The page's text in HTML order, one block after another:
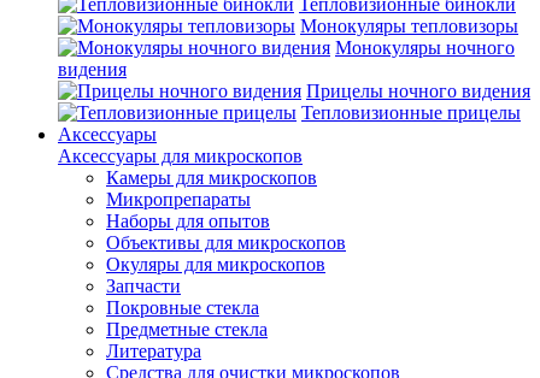
Тепловизионные бинокли
Монокуляры тепловизоры
Монокуляры ночного
видения
Прицелы ночного видения
Тепловизионные прицелы
Аксессуары
Аксессуары для микроскопов
Камеры для микроскопов
Микропрепараты
Наборы для опытов
Объективы для микроскопов
Окуляры для микроскопов
Запчасти
Покровные стекла
Предметные стекла
Литература
Средства для очистки микроскопов